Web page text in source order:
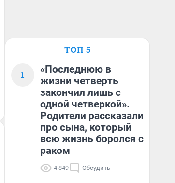
ТОП 5
1
«Последнюю в
жизни четверть
закончил лишь с
одной четверкой».
Родители рассказали
про сына, который
всю жизнь боролся с
раком
4 849 Обсудить